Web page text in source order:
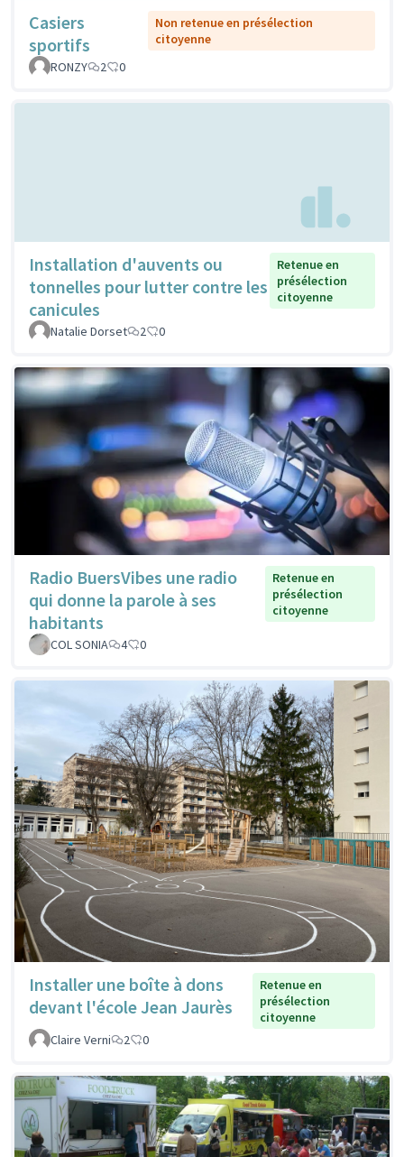
Casiers
sportifs
Non retenue en présélection
citoyenne
RONZY
2 0
Installation d'auvents ou
tonnelles pour lutter contre les
canicules
Retenue en
présélection
citoyenne
Natalie Dorset 2 0
Radio BuersVibes une radio
qui donne la parole à ses
habitants
Retenue en
présélection
citoyenne
COL SONIA 4 0
Installer une boîte à dons
devant l'école Jean Jaurès
Retenue en
présélection
citoyenne
Claire Verni
2 0